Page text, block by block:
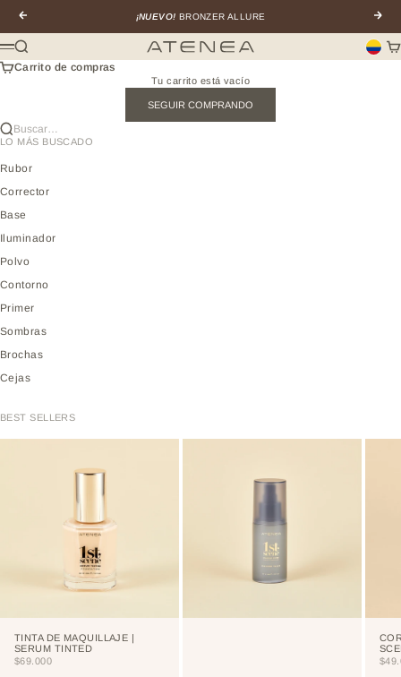
Anterior
¡NUEVO! BRONZER ALLURE
Atenea profesional
Menú
Buscar
Carrito de compras
Tu carrito está vacío
SEGUIR COMPRANDO
Buscar…
LO MÁS BUSCADO
Rubor
Corrector
Base
Iluminador
Polvo
Contorno
Primer
Sombras
Brochas
Cejas
BEST SELLERS
TINTA DE MAQUILLAJE |
SERUM TINTED
PRECIO DE OFERTA
$69.000